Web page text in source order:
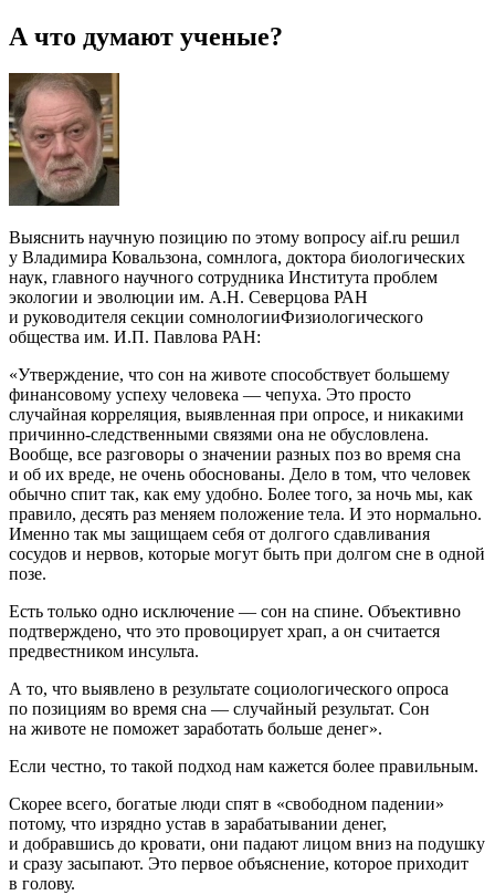
А что думают ученые?
Выяснить научную позицию по этому вопросу aif.ru решил
у Владимира Ковальзона, сомнлога, доктора биологических
наук, главного научного сотрудника Института проблем
экологии и эволюции им. А.Н. Северцова РАН
и руководителя секции сомнологииФизиологического
общества им. И.П. Павлова РАН:
«Утверждение, что сон на животе способствует большему
финансовому успеху человека — чепуха. Это просто
случайная корреляция, выявленная при опросе, и никакими
причинно-следственными связями она не обусловлена.
Вообще, все разговоры о значении разных поз во время сна
и об их вреде, не очень обоснованы. Дело в том, что человек
обычно спит так, как ему удобно. Более того, за ночь мы, как
правило, десять раз меняем положение тела. И это нормально.
Именно так мы защищаем себя от долгого сдавливания
сосудов и нервов, которые могут быть при долгом сне в одной
позе.
Есть только одно исключение — сон на спине. Объективно
подтверждено, что это провоцирует храп, а он считается
предвестником инсульта.
А то, что выявлено в результате социологического опроса
по позициям во время сна — случайный результат. Сон
на животе не поможет заработать больше денег».
Если честно, то такой подход нам кажется более правильным.
Скорее всего, богатые люди спят в «свободном падении»
потому, что изрядно устав в зарабатывании денег,
и добравшись до кровати, они падают лицом вниз на подушку
и сразу засыпают. Это первое объяснение, которое приходит
в голову.